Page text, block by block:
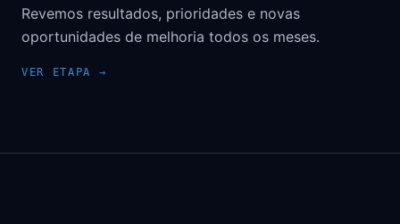
Revemos resultados, prioridades e novas
oportunidades de melhoria todos os meses.